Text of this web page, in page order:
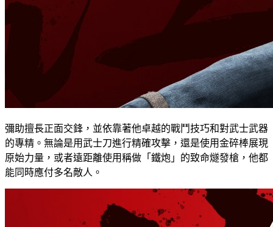
彌助擅長正面交鋒，並依靠著他卓越的戰鬥技巧和對武士武器
的專精。無論是用武士刀進行精確攻擊，還是使用金碎棒展現
原始力量，或者遠距離使用稱做「鐵炮」的致命燧發槍，他都
能同時應付多名敵人。